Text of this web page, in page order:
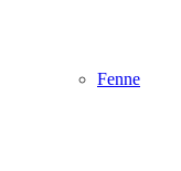
Fenne